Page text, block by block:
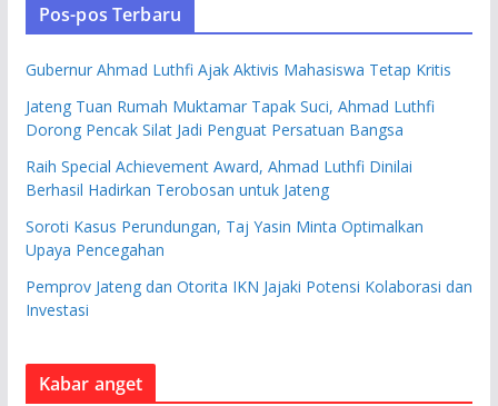
Pos-pos Terbaru
Gubernur Ahmad Luthfi Ajak Aktivis Mahasiswa Tetap Kritis
Jateng Tuan Rumah Muktamar Tapak Suci, Ahmad Luthfi
Dorong Pencak Silat Jadi Penguat Persatuan Bangsa
Raih Special Achievement Award, Ahmad Luthfi Dinilai
Berhasil Hadirkan Terobosan untuk Jateng
Soroti Kasus Perundungan, Taj Yasin Minta Optimalkan
Upaya Pencegahan
Pemprov Jateng dan Otorita IKN Jajaki Potensi Kolaborasi dan
Investasi
Kabar anget